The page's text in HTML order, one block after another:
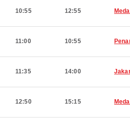
10:55 12:55
11:00 10:55
11:35 14:00
12:50 15:15